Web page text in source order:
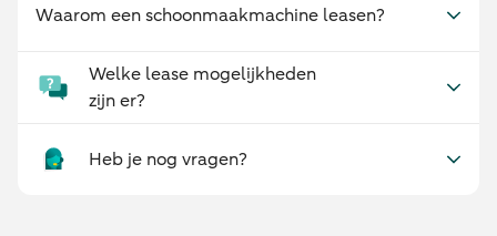
Waarom een schoonmaakmachine leasen?
Welke lease mogelijkheden
zijn er?
Heb je nog vragen?